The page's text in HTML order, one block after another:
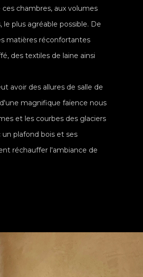
chambres, aux volumes
plus agréable possible. De
matières réconfortantes
des textiles de laine ainsi
avoir des allures de salle de
magnifique faïence nous
et les courbes des glaciers
plafond bois et ses
réchauffer l'ambiance de